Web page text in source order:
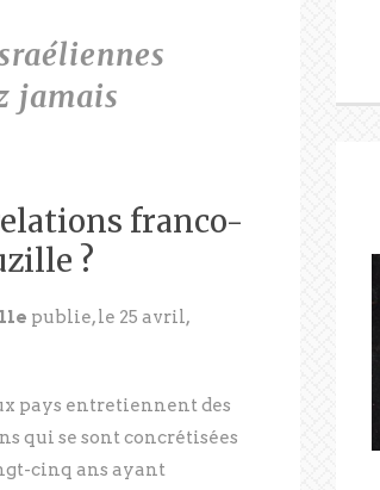
jamais
franco-
?
publie, le 25 avril,
pays entretiennent des
qui se sont concrétisées
cinq ans ayant